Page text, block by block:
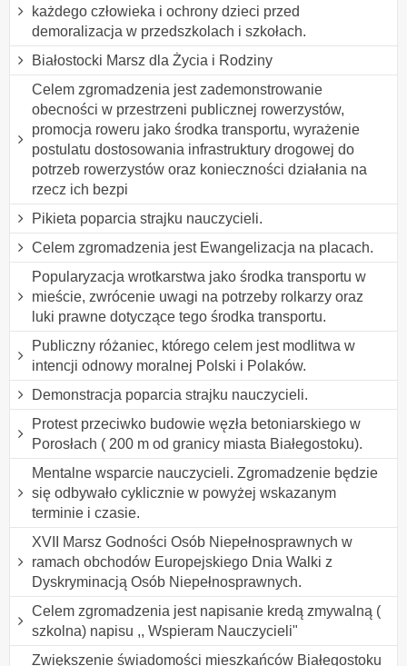
każdego człowieka i ochrony dzieci przed
demoralizacja w przedszkolach i szkołach.
Białostocki Marsz dla Życia i Rodziny
Celem zgromadzenia jest zademonstrowanie
obecności w przestrzeni publicznej rowerzystów,
promocja roweru jako środka transportu, wyrażenie
postulatu dostosowania infrastruktury drogowej do
potrzeb rowerzystów oraz konieczności działania na
rzecz ich bezpi
Pikieta poparcia strajku nauczycieli.
Celem zgromadzenia jest Ewangelizacja na placach.
Popularyzacja wrotkarstwa jako środka transportu w
mieście, zwrócenie uwagi na potrzeby rolkarzy oraz
luki prawne dotyczące tego środka transportu.
Publiczny różaniec, którego celem jest modlitwa w
intencji odnowy moralnej Polski i Polaków.
Demonstracja poparcia strajku nauczycieli.
Protest przeciwko budowie węzła betoniarskiego w
Porosłach ( 200 m od granicy miasta Białegostoku).
Mentalne wsparcie nauczycieli. Zgromadzenie będzie
się odbywało cyklicznie w powyżej wskazanym
terminie i czasie.
XVII Marsz Godności Osób Niepełnosprawnych w
ramach obchodów Europejskiego Dnia Walki z
Dyskryminacją Osób Niepełnosprawnych.
Celem zgromadzenia jest napisanie kredą zmywalną (
szkolna) napisu ,, Wspieram Nauczycieli"
Zwiększenie świadomości mieszkańców Białegostoku